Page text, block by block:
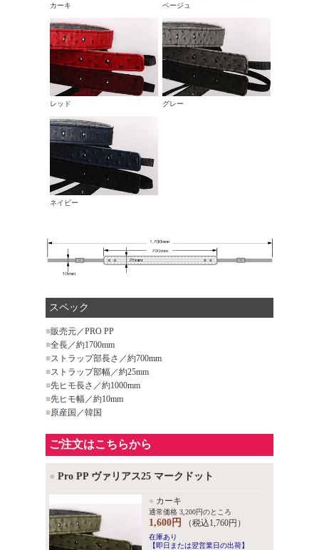
カーキ ベージュ
レッド グレー
ネイビー
スペック
■販売元／PRO PP
■全長／約1700mm
■ストラップ部長さ／約700mm
■ストラップ部幅／約25mm
■先ヒモ長さ／約1000mm
■先ヒモ幅／約10mm
■原産国／韓国
ご注文はこちらから
● Pro PP ヴァリアス25 マークドット
● カーキ
通常価格 3,200円のところ
1,600円 （税込1,760円）
在庫あり
【即日または翌営業日の出荷】